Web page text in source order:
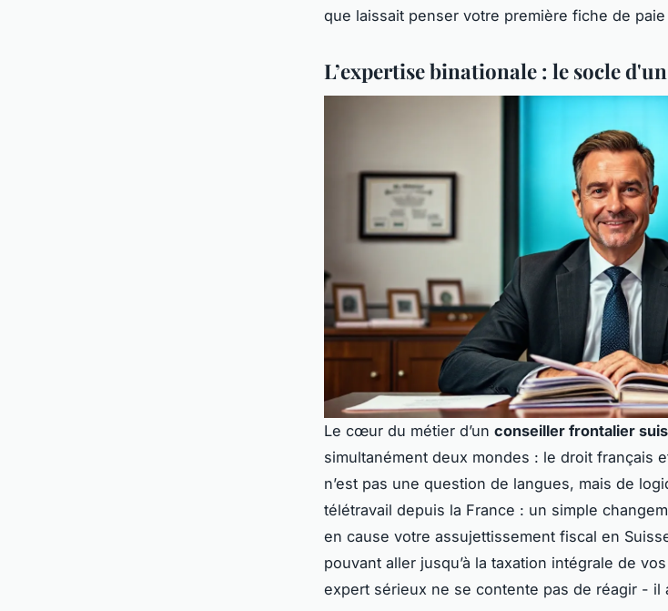
que laissait penser votre première fiche de
L’expertise binationale : le socle
Le cœur du métier d’un conseiller frontalier
simultanément deux mondes : le droit français
n’est pas une question de langues, mais de
télétravail depuis la France : un simple
en cause votre assujettissement fiscal en
pouvant aller jusqu’à la taxation intégrale de
expert sérieux ne se contente pas de réagir - il